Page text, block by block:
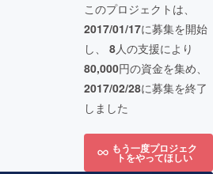
このプロジェクトは、
2017/01/17に募集を開始
し、 8人の支援により
80,000円の資金を集め、
2017/02/28に募集を終了
しました
もう一度プロジェク
トをやってほしい